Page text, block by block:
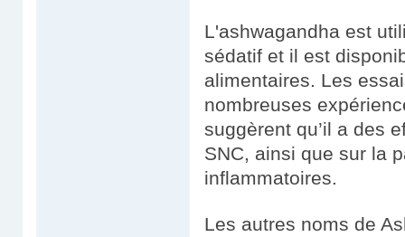
L'ashwagandha est
sédatif et il est
alimentaires. Les
nombreuses
suggèrent qu’il a des
SNC, ainsi que sur la
inflammatoires.
Les autres noms de